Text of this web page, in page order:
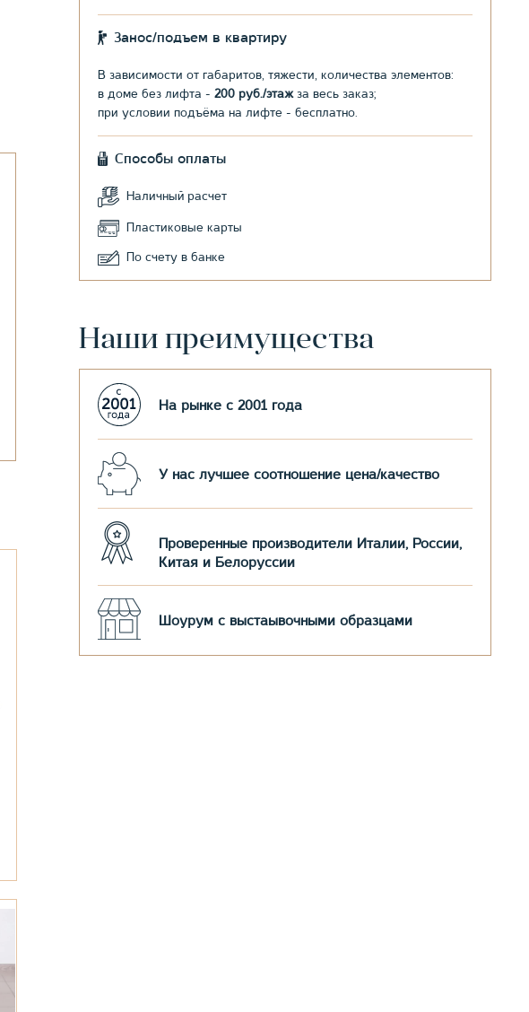
Занос/подъем в квартиру
В зависимости от габаритов, тяжести, количества элементов:
в доме без лифта - 200 руб./этажза весь заказ;
при условии подъёма на лифте - бесплатно.
Способы оплаты
Наличный расчет
Пластиковые карты
По счету в банке
Наши преимущества
На рынке с 2001 года
У нас лучшее соотношение цена/качество
Проверенные производители Италии, России,
Китая и Белоруссии
Шоурум с выстаывочными образцами